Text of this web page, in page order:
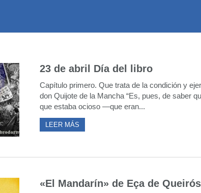
23 de abril Día del libro
Capítulo primero. Que trata de la condición y
don Quijote de la Mancha “Es, pues, de saber
que estaba ocioso —que eran...
LEER MÁS
«El Mandarín» de Eça de Queirós